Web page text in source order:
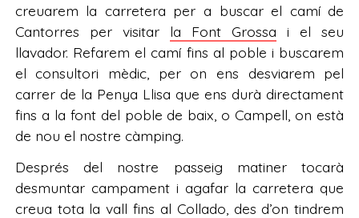
creuarem la carretera per a buscar el camí de
Cantorres per visitar la Font Grossa i el seu
llavador. Refarem el camí fins al poble i buscarem
el consultori mèdic, per on ens desviarem pel
carrer de la Penya Llisa que ens durà directament
fins a la font del poble de baix, o Campell, on està
de nou el nostre càmping.
Després del nostre passeig matiner tocarà
desmuntar campament i agafar la carretera que
creua tota la vall fins al Collado, des d’on tindrem